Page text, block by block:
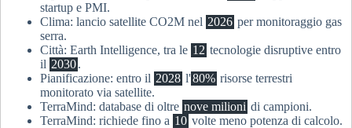
startup e PMI.
Clima: lancio satellite CO2M nel 2026 per monitoraggio gas
serra.
Città: Earth Intelligence, tra le 12 tecnologie disruptive entro
il 2030.
Pianificazione: entro il 2028 l'80% risorse terrestri
monitorato via satellite.
TerraMind: database di oltre nove milioni di campioni.
TerraMind: richiede fino a 10 volte meno potenza di calcolo.